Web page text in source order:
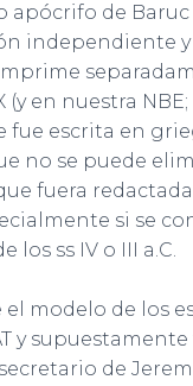
apócrifo de Baruc
independiente
(y en nuestra NBE;
fue escrita en
no se puede
fuera
si se
los ss IV o III a.C.
modelo de los
y
de